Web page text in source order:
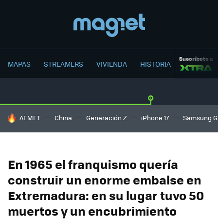
MAPAS STREAMERS VIVIENDA HISTORIA Suscríbete a
HOY SE HABLA DE
AEMET China Generación Z iPhone 17 Samsung
En 1965 el franquismo quería
construir un enorme embalse en
Extremadura: en su lugar tuvo 50
muertos y un encubrimiento